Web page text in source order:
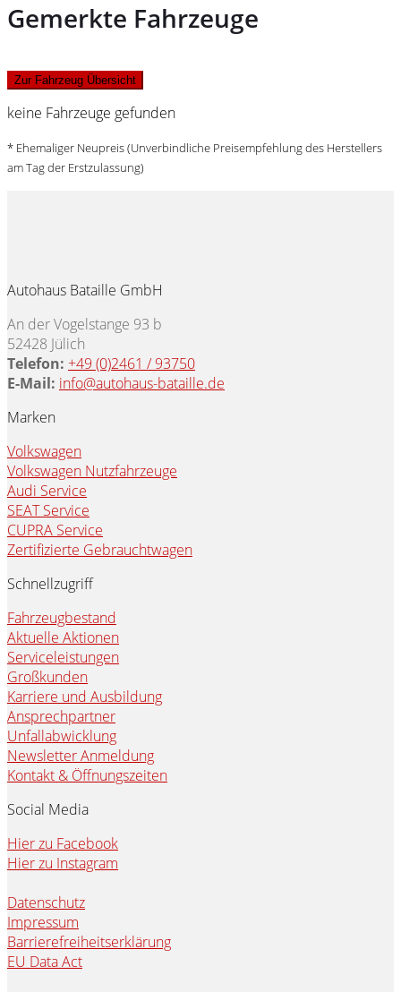
Gemerkte Fahrzeuge
Zur Fahrzeug Übersicht
keine Fahrzeuge gefunden
* Ehemaliger Neupreis (Unverbindliche Preisempfehlung des Herstellers
am Tag der Erstzulassung)
Autohaus Bataille GmbH
An der Vogelstange 93 b
52428 Jülich
Telefon: +49 (0)2461 / 93750
E-Mail: info@autohaus-bataille.de
Marken
Volkswagen
Volkswagen Nutzfahrzeuge
Audi Service
SEAT Service
CUPRA Service
Zertifizierte Gebrauchtwagen
Schnellzugriff
Fahrzeugbestand
Aktuelle Aktionen
Serviceleistungen
Großkunden
Karriere und Ausbildung
Ansprechpartner
Unfallabwicklung
Newsletter Anmeldung
Kontakt & Öffnungszeiten
Social Media
Hier zu Facebook
Hier zu Instagram
Datenschutz
Impressum
Barrierefreiheitserklärung
EU Data Act